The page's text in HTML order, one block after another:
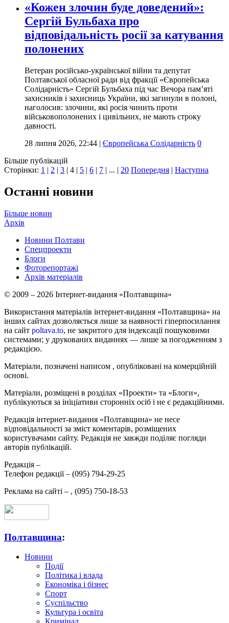
«Кожен злочин буде доведений»:
Сергій Бульбаха про
відповідальність росії за катування
полонених
Ветеран російсько-української війни та депутат
Полтавської обласної ради від фракції «Європейська
Солідарність» Сергій Бульбаха під час Вечора пам’яті
захисників і захисниць України, які загинули в полоні,
наголосив: злочини, які росія чинить проти
військовополонених і цивільних, не мають строку
давності.
28 липня 2026, 22:44 | Європейська Солідарність 0
Більше публікацій
Сторінки: 1 | 2 | 3 | 4 | 5 | 6 | 7 | ... | 20 Попередня | Наступна
Останні новини
Більше новин
Архів
Новини Полтави
Спецпроекти
Блоги
Фоторепортажі
Архів матеріалів
© 2009 – 2026 Інтернет-видання «Полтавщина»
Використання матеріалів інтернет-видання «Полтавщина» на
інших сайтах дозволяється лише за наявності гіперпосилання
на сайт poltava.to, не закритого для індексації пошуковими
системами; у друкованих виданнях — лише за погодженням з
редакцією.
Матеріали, позначені написом , опубліковані на комерційній
основі.
Матеріали, розміщені в розділах «Проекти» та «Блоги»,
публікуються за ініціативи сторонніх осіб і не є редакційними.
Редакція інтернет-видання «Полтавщина» не несе
відповідальності за зміст коментарів, розміщених
користувачами сайту. Редакція не завжди поділяє погляди
авторів публікацій.
Редакція –
Телефон редакції – (095) 794-29-25
Реклама на сайті – , (095) 750-18-53
Полтавщина:
Новини
Події
Політика і влада
Економіка і бізнес
Спорт
Суспільство
Культура і освіта